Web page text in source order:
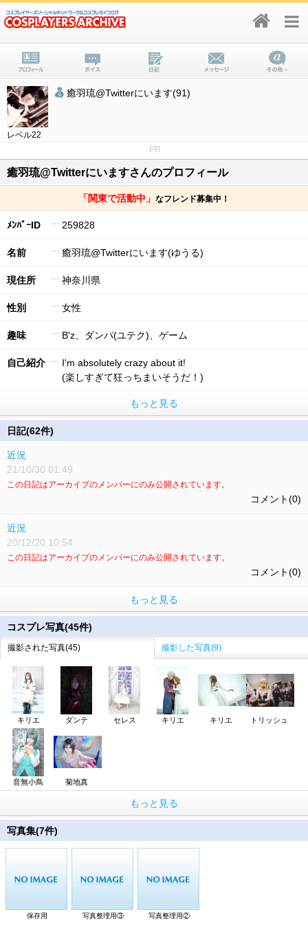
レベル22
癒羽琉@Twitterにいます(91)
PR
癒羽琉@Twitterにいますさんのプロフィール
「関東で活動中」 なフレンド募集中！
ﾒﾝﾊﾞｰID 259828
名前 癒羽琉@Twitterにいます(ゆうる)
現住所 神奈川県
性別 女性
趣味 B'z、ダンパ(ユテク)、ゲーム
自己紹介
I'm absolutely crazy about it!
(楽しすぎて狂っちまいそうだ！)
もっと見る
日記(62件)
近況
21/10/30 01:49
この日記はアーカイブのメンバーにのみ公開されています。
コメント(0)
近況
20/12/20 10:54
この日記はアーカイブのメンバーにのみ公開されています。
コメント(0)
もっと見る
コスプレ写真(45件)
撮影された写真(45) 撮影した写真(9)
キリエ ダンテ セレス キリエ キリエ トリッシュ
音無小鳥 菊地真
もっと見る
写真集(7件)
保存用 写真整理用③ 写真整理用②